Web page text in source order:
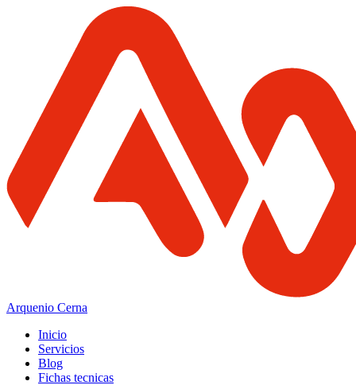
Arquenio Cerna
Inicio
Servicios
Blog
Fichas tecnicas